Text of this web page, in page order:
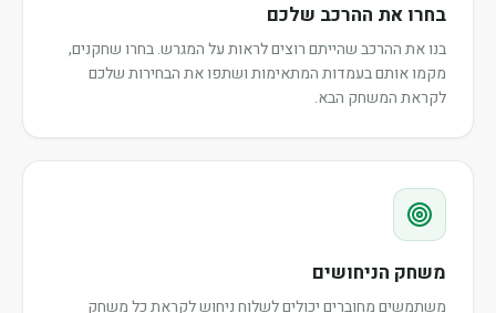
בחרו את ההרכב שלכם
בנו את ההרכב שהייתם רוצים לראות על המגרש. בחרו שחקנים,
מקמו אותם בעמדות המתאימות ושתפו את הבחירות שלכם
לקראת המשחק הבא.
משחק הניחושים
משתמשים מחוברים יכולים לשלוח ניחוש לקראת כל משחק